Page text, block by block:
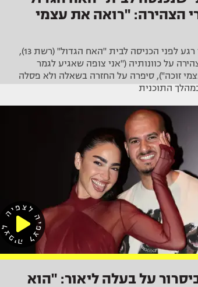
הצהירה: "רואה את עצמי
בראיון אישי רגע לפני הכניסה לבית "האח הגדול" (רשת 13),
על כוונותיה ("אני צופה שאגיע לגמר
זוכה"), סיפרה על החזרה בשאלה ולא פסלה
התוכנית
על בעלה ליאור: "הוא